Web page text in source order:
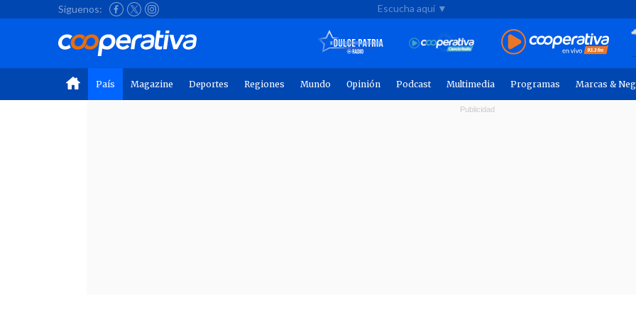
Síguenos: Escucha aquí ▼
País Magazine Deportes Regiones Mundo Opinión Podcast Multimedia Programas Marcas &